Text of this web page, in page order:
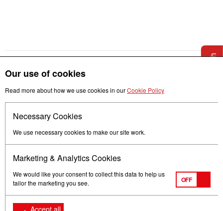
Our use of cookies
Read more about how we use cookies in ourCookie Policy
Necessary Cookies
We use necessary cookies to make our site work.
Marketing & Analytics Cookies
We would like your consent to collect this data to help us
tailor the marketing you see.
OFF
Accept all
Follow us
Terms of Use Privacy
© Mitsubishi Electric Europe B.V.